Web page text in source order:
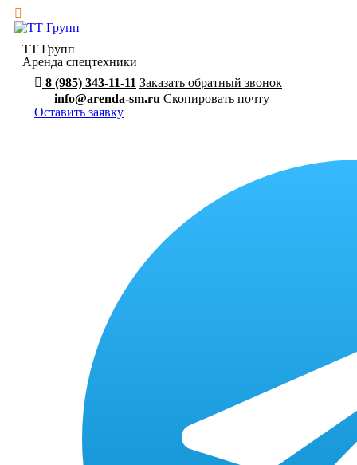
ТТ Групп
Аренда спецтехники
8 (985) 343-11-11 Заказать обратный звонок
info@arenda-sm.ru Скопировать почту
Оставить заявку